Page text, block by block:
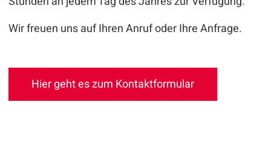
Wir freuen uns auf Ihren Anruf oder Ihre Anfrage.
Hier geht es zum Kontaktformular